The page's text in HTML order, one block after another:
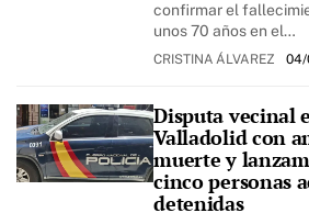
confirmar el
unos 70 años en el…
CRISTINA ÁLVAREZ 04/
Disputa vecinal
Valladolid con
muerte y
cinco personas
detenidas